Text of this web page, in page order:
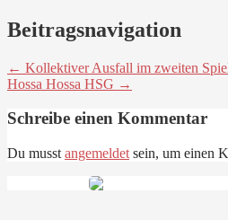
Beitragsnavigation
← Kollektiver Ausfall im zweiten
Hossa Hossa HSG →
Schreibe einen Kommentar
Du musst angemeldet sein, um einen